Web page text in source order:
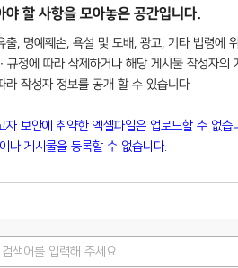
할 사항을 모아놓은 공간입니다.
, 명예훼손, 욕설 및 도배, 광고, 기타 법령에
규정에 따라 삭제하거나 해당 게시물 작성자의
라 작성자 정보를 공개 할 수 있습니다
보안에 취약한 엑셀파일은 업로드할 수 없습
나 게시물을 등록할 수 없습니다.